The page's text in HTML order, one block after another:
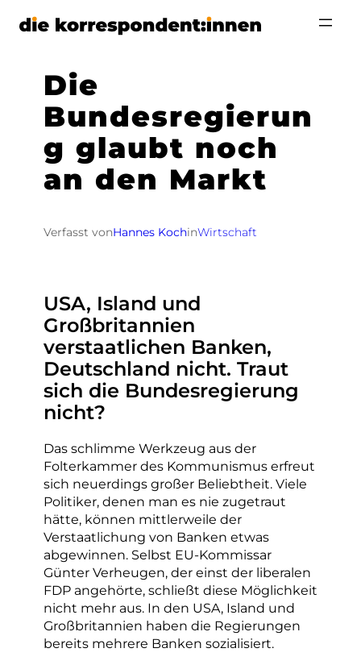
Zum
Die
Bundesregierun
g glaubt noch
an den Markt
Verfasst vonHannes KochinWirtschaft
USA, Island und
Großbritannien
verstaatlichen Banken,
Deutschland nicht. Traut
sich die Bundesregierung
nicht?
Das schlimme Werkzeug aus der
Folterkammer des Kommunismus erfreut
sich neuerdings großer Beliebtheit. Viele
Politiker, denen man es nie zugetraut
hätte, können mittlerweile der
Verstaatlichung von Banken etwas
abgewinnen. Selbst EU-Kommissar
Günter Verheugen, der einst der liberalen
FDP angehörte, schließt diese Möglichkeit
nicht mehr aus. In den USA, Island und
Großbritannien haben die Regierungen
bereits mehrere Banken sozialisiert.